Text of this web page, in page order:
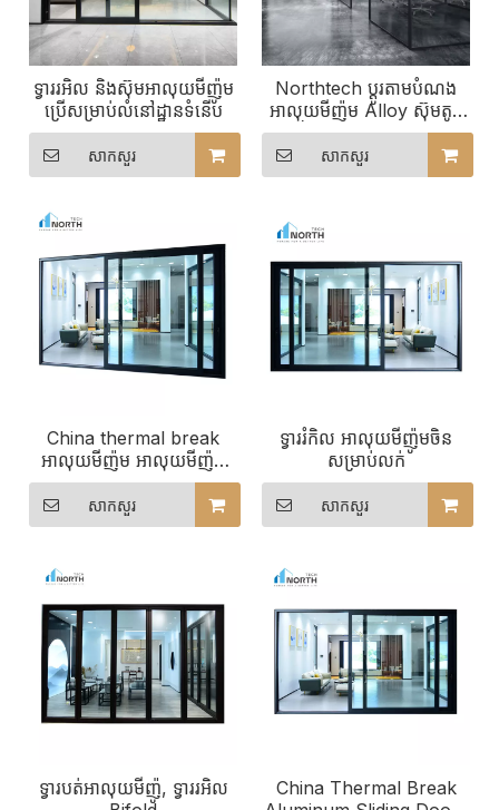
ទ្វាររអិល និងស៊ុមអាលុយមីញ៉ូម
ប្រើសម្រាប់លំនៅដ្ឋានទំនើប
សាកសួរ
Northtech ប្ដូរតាមបំណង
អាលុយមីញ៉ូម Alloy ស៊ុមតូច
ចង្អៀតខ្លាំងណាស់ ទ្វាររអិល
ដែលមានអ៊ីសូឡង់
សាកសួរ
China thermal break
អាលុយមីញ៉ូម អាលុយមីញ៉ូម
លើក និងរុញ បង្អួច និងទ្វារ
សាកសួរ
ទ្វាររំកិល អាលុយមីញ៉ូមចិន
សម្រាប់លក់
សាកសួរ
ទ្វារបត់អាលុយមីញ៉ូ, ទ្វាររអិល
China Thermal Break